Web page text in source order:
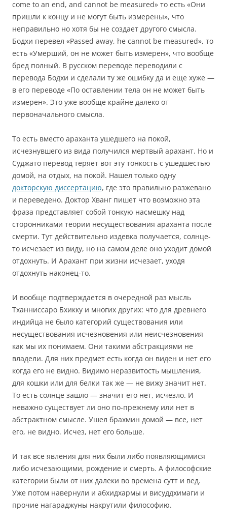
come to an end, and cannot be measured» то есть «Они
пришли к концу и не могут быть измерены», что
неправильно но хотя бы не создает другого смысла.
Бодхи перевел «Passed away, he cannot be measured», то
есть «Умерший, он не может быть измерен», что вообще
бред полный. В русском переводе переводили с
перевода Бодхи и сделали ту же ошибку да и еще хуже —
в его переводе «По оставлении тела он не может быть
измерен». Это уже вообще крайне далеко от
первоначального смысла.
То есть вместо араханта ушедшего на покой,
исчезнувшего из вида получился мертвый арахант. Но и
Суджато перевод теряет вот эту тонкость с ушедшестью
домой, на отдых, на покой. Нашел только одну
докторскую диссертацию, где это правильно разжевано
и переведено. Доктор Хванг пишет что возможно эта
фраза представляет собой тонкую насмешку над
сторонниками теории несуществования араханта после
смерти. Тут действительно издевка получается, солнце-
то исчезает из виду, но на самом деле оно уходит домой
отдохнуть. И Арахант при жизни исчезает, уходя
отдохнуть наконец-то.
И вообще подтверждается в очередной раз мысль
Тханниссаро Бхикку и многих других: что для древнего
индийца не было категорий существования или
несуществования исчезновения или неисчезновения
как мы их понимаем. Они такими абстракциями не
владели. Для них предмет есть когда он виден и нет его
когда его не видно. Видимо неразвитость мышления,
для кошки или для белки так же — не вижу значит нет.
То есть солнце зашло — значит его нет, исчезло. И
неважно существует ли оно по-прежнему или нет в
абстрактном смысле. Ушел брахмин домой — все, нет
его, не видно. Исчез, нет его больше.
И так все явления для них были либо появляющимися
либо исчезающими, рождение и смерть. А философские
категории были от них далеки во времена сутт и вед.
Уже потом навернули и абхидхармы и висуддхимаги и
прочие нагараджуны накрутили философию.